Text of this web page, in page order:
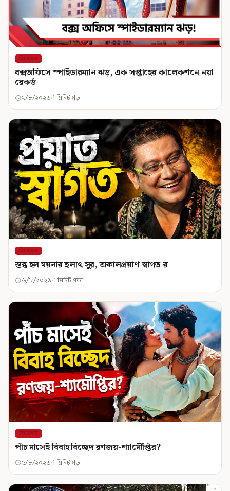
বিনোদন
বক্সঅফিসে স্পাইডারম্যান ঝড়, এক সপ্তাহের কালেকশনে নয়া
রেকর্ড
৭/৮/২০২৬ 1 মিনিট পড়া
বিনোদন
স্তব্ধ হল ময়নার ছলাৎ সুর, অকালপ্রয়াণ স্বাগত-র
৬/৮/২০২৬ 1 মিনিট পড়া
বিনোদন
পাঁচ মাসেই বিবাহ বিচ্ছেদ রণজয়-শ্যামৌপ্তির?
৫/৮/২০২৬ 1 মিনিট পড়া